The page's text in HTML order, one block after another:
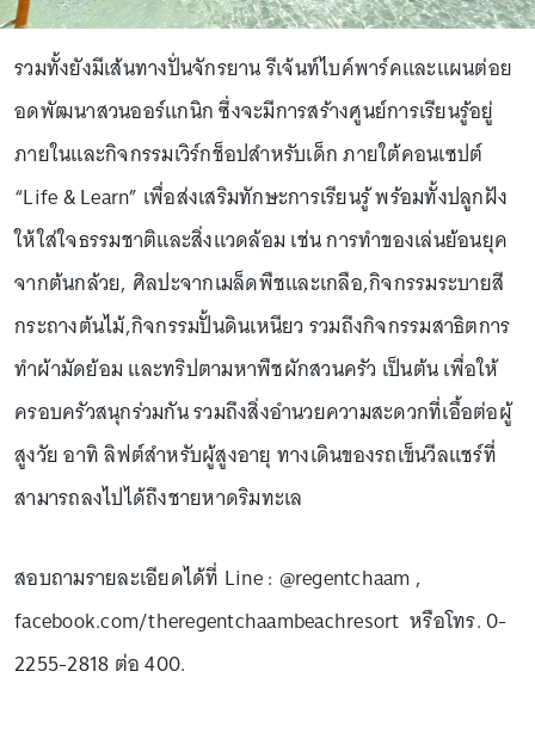
รวมทั้งยังมีเส้นทางปั่นจักรยาน รีเจ้นท์ไบค์พาร์คและแผนต่อย
อดพัฒนาสวนออร์แกนิก ซึ่งจะมีการสร้างศูนย์การเรียนรู้อยู่
ภายในและกิจกรรมเวิร์กช็อปสำหรับเด็ก ภายใต้คอนเซปต์
“Life & Learn” เพื่อส่งเสริมทักษะการเรียนรู้ พร้อมทั้งปลูกฝัง
ให้ใส่ใจธรรมชาติและสิ่งแวดล้อม เช่น การทำของเล่นย้อนยุค
จากต้นกล้วย, ศิลปะจากเมล็ดพืชและเกลือ,กิจกรรมระบายสี
กระถางต้นไม้,กิจกรรมปั้นดินเหนียว รวมถึงกิจกรรมสาธิตการ
ทำผ้ามัดย้อม และทริปตามหาพืชผักสวนครัว เป็นต้น เพื่อให้
ครอบครัวสนุกร่วมกัน รวมถึงสิ่งอำนวยความสะดวกที่เอื้อต่อผู้
สูงวัย อาทิ ลิฟต์สำหรับผู้สูงอายุ ทางเดินของรถเข็นวีลแชร์ที่
สามารถลงไปได้ถึงชายหาดริมทะเล
สอบถามรายละเอียดได้ที่ Line : @regentchaam ,
facebook.com/theregentchaambeachresort หรือโทร. 0-
2255-2818 ต่อ 400.